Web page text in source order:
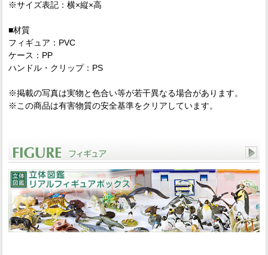
※サイズ表記：横×縦×高
■材質
フィギュア：PVC
ケース：PP
ハンドル・クリップ：PS
※掲載の写真は実物と色合い等が若干異なる場合があります。
※この商品は有害物質の安全基準をクリアしています。